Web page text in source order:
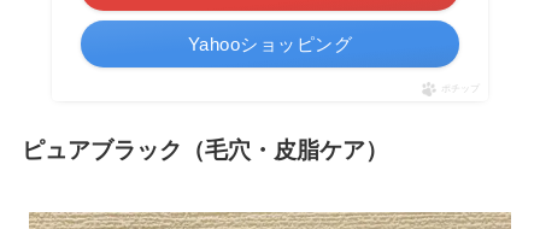
Yahooショッピング
ポチップ
ピュアブラック（毛穴・皮脂ケア）